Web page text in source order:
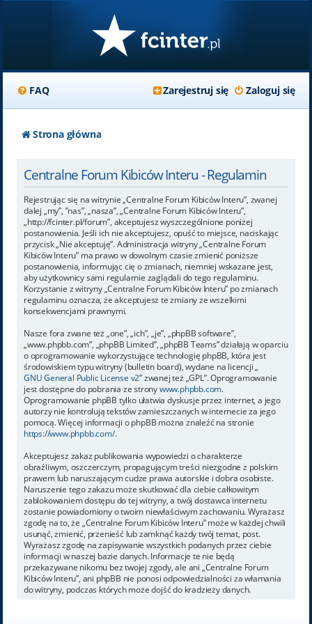
FAQ Zaloguj się
Zarejestruj się
Strona główna
Centralne Forum Kibiców Interu - Regulamin
Rejestrując się na witrynie „Centralne Forum Kibiców Interu”, zwanej
dalej „my”, ”nas”, „nasza”, „Centralne Forum Kibiców Interu”,
„http://fcinter.pl/forum”, akceptujesz wyszczególnione poniżej
postanowienia. Jeśli ich nie akceptujesz, opuść to miejsce, naciskając
przycisk „Nie akceptuję”. Administracja witryny „Centralne Forum
Kibiców Interu” ma prawo w dowolnym czasie zmienić poniższe
postanowienia, informując cię o zmianach, niemniej wskazane jest,
aby użytkownicy sami regularnie zaglądali do tego regulaminu.
Korzystanie z witryny „Centralne Forum Kibiców Interu” po zmianach
regulaminu oznacza, że akceptujesz te zmiany ze wszelkimi
konsekwencjami prawnymi.
Nasze fora zwane też „one”, „ich”, „je”, „phpBB software”,
„www.phpbb.com”, „phpBB Limited”, „phpBB Teams” działają w oparciu
o oprogramowanie wykorzystujące technologię phpBB, która jest
środowiskiem typu witryny (bulletin board), wydane na licencji „
GNU General Public License v2” zwanej też „GPL”. Oprogramowanie
jest dostępne do pobrania ze stronywww.phpbb.com.
Oprogramowanie phpBB tylko ułatwia dyskusje przez internet, a jego
autorzy nie kontrolują tekstów zamieszczanych w internecie za jego
pomocą. Więcej informacji o phpBB można znaleźć na stronie
https://www.phpbb.com/.
Akceptujesz zakaz publikowania wypowiedzi o charakterze
obraźliwym, oszczerczym, propagującym treści niezgodne z polskim
prawem lub naruszającym cudze prawa autorskie i dobra osobiste.
Naruszenie tego zakazu może skutkować dla ciebie całkowitym
zablokowaniem dostępu do tej witryny, a twój dostawca internetu
zostanie powiadomiony o twoim niewłaściwym zachowaniu. Wyrażasz
zgodę na to, że „Centralne Forum Kibiców Interu” może w każdej chwili
usunąć, zmienić, przenieść lub zamknąć każdy twój temat, post.
Wyrażasz zgodę na zapisywanie wszystkich podanych przez ciebie
informacji w naszej bazie danych. Informacje te nie będą
przekazywane nikomu bez twojej zgody, ale ani „Centralne Forum
Kibiców Interu”, ani phpBB nie ponosi odpowiedzialności za włamania
do witryny, podczas których może dojść do kradzieży danych.